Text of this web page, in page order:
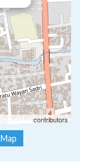
contributors